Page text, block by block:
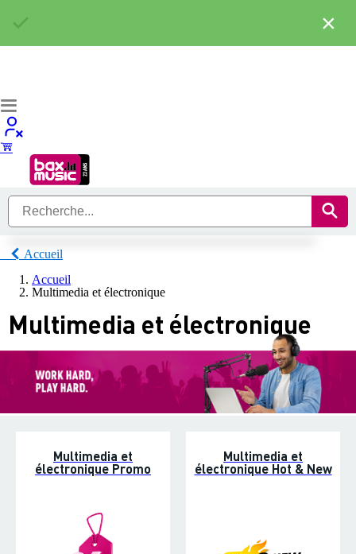
Accueil
Accueil
Multimedia et électronique
Multimedia et électronique
Multimedia et
électronique Promo
Multimedia et
électronique Hot & New
×